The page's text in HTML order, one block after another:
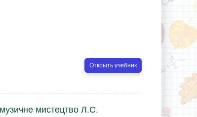
Открыть учебник
мистецтво Л.С.